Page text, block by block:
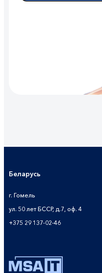
Беларусь
г. Гомель
ул. 50 лет БССР, д.7, оф. 4
+375 29 137-02-46